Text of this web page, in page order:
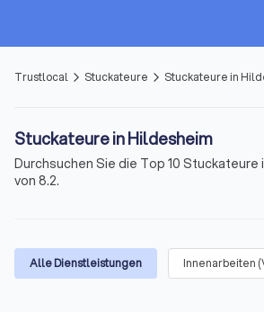
Trustlocal arrow_forward_ios Stuckateure arrow_forward_ios Stuckateure in
Stuckateure in Hildesheim
Durchsuchen Sie die Top 10
von 8.2.
Alle Dienstleistungen Innenarbeiten